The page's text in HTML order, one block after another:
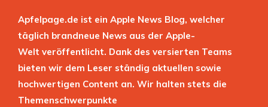
Apfelpage.de ist ein Apple News Blog, welcher
täglich brandneue News aus der Apple-
Welt veröffentlicht. Dank des versierten Teams
bieten wir dem Leser ständig aktuellen sowie
hochwertigen Content an. Wir halten stets die
Themenschwerpunkte